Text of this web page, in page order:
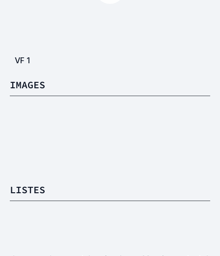
VF 1
IMAGES
LISTES